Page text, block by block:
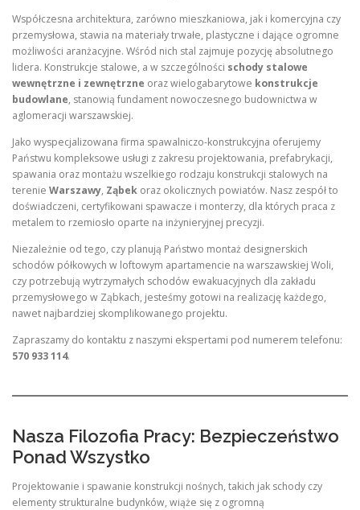
Współczesna architektura, zarówno mieszkaniowa, jak i komercyjna czy
przemysłowa, stawia na materiały trwałe, plastyczne i dające ogromne
możliwości aranżacyjne. Wśród nich stal zajmuje pozycję absolutnego
lidera. Konstrukcje stalowe, a w szczególności schody stalowe
wewnętrzne i zewnętrzne oraz wielogabarytowe konstrukcje
budowlane, stanowią fundament nowoczesnego budownictwa w
aglomeracji warszawskiej.
Jako wyspecjalizowana firma spawalniczo-konstrukcyjna oferujemy
Państwu kompleksowe usługi z zakresu projektowania, prefabrykacji,
spawania oraz montażu wszelkiego rodzaju konstrukcji stalowych na
terenie Warszawy, Ząbek oraz okolicznych powiatów. Nasz zespół to
doświadczeni, certyfikowani spawacze i monterzy, dla których praca z
metalem to rzemiosło oparte na inżynieryjnej precyzji.
Niezależnie od tego, czy planują Państwo montaż designerskich
schodów półkowych w loftowym apartamencie na warszawskiej Woli,
czy potrzebują wytrzymałych schodów ewakuacyjnych dla zakładu
przemysłowego w Ząbkach, jesteśmy gotowi na realizację każdego,
nawet najbardziej skomplikowanego projektu.
Zapraszamy do kontaktu z naszymi ekspertami pod numerem telefonu:
570 933 114.
Nasza Filozofia Pracy: Bezpieczeństwo
Ponad Wszystko
Projektowanie i spawanie konstrukcji nośnych, takich jak schody czy
elementy strukturalne budynków, wiąże się z ogromną